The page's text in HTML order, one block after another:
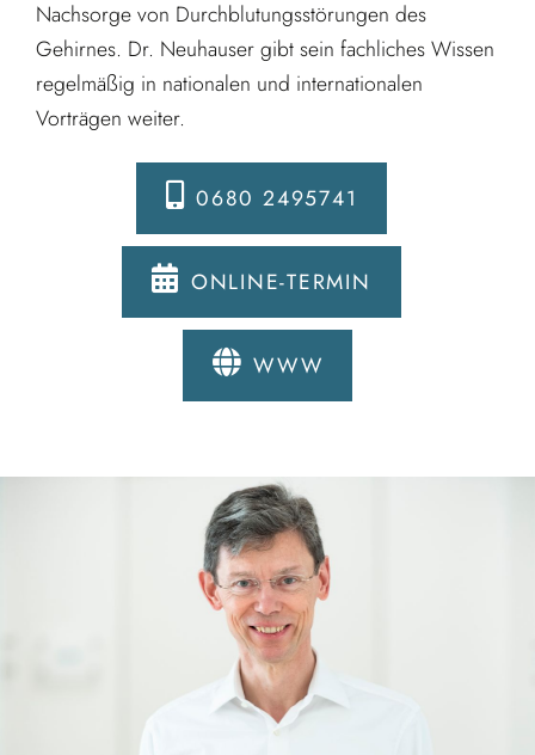
Nachsorge von Durchblutungsstörungen des
Gehirnes. Dr. Neuhauser gibt sein fachliches Wissen
regelmäßig in nationalen und internationalen
Vorträgen weiter.
0680 2495741
ONLINE-TERMIN
WWW